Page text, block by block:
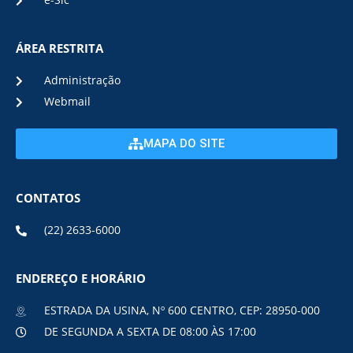
ÁREA RESTRITA
Administração
Webmail
MAPA DO SITE
CONTATOS
(22) 2633-6000
ENDEREÇO E HORÁRIO
ESTRADA DA USINA, Nº 600 CENTRO, CEP: 28950-000
DE SEGUNDA A SEXTA DE 08:00 ÀS 17:00